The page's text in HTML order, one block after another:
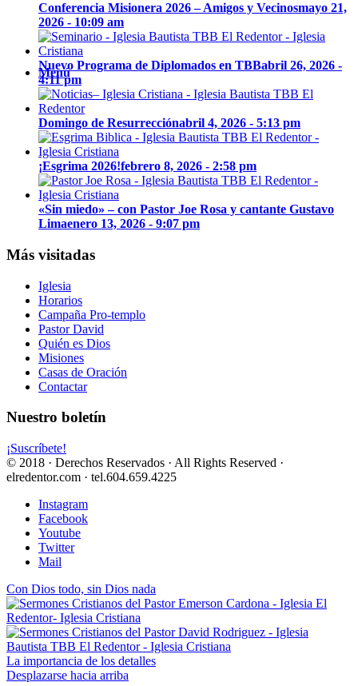
Menú
Conferencia Misionera 2026 – Amigos y Vecinosmayo 21,
2026 - 10:09 am
Nuevo Programa de Diplomados en TBBabril 26, 2026 -
4:11 pm
Domingo de Resurrecciónabril 4, 2026 - 5:13 pm
¡Esgrima 2026!febrero 8, 2026 - 2:58 pm
«Sin miedo» – con Pastor Joe Rosa y cantante Gustavo
Limaenero 13, 2026 - 9:07 pm
Más visitadas
Iglesia
Horarios
Campaña Pro-templo
Pastor David
Quién es Dios
Misiones
Casas de Oración
Contactar
Nuestro boletín
¡Suscríbete!
© 2018 · Derechos Reservados · All Rights Reserved ·
elredentor.com · tel.604.659.4225
Instagram
Facebook
Youtube
Twitter
Mail
Con Dios todo, sin Dios nada
La importancia de los detalles
Desplazarse hacia arriba